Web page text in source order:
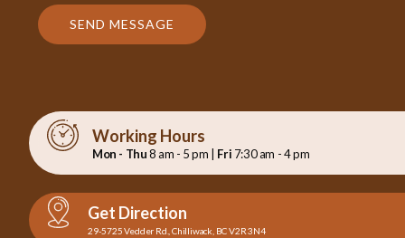
SEND MESSAGE
Working Hours
Mon - Thu8 am - 5 pm | Fri 7:30 am - 4 pm
Get Direction
29-5725 Vedder Rd., Chilliwack, BC V2R 3N4